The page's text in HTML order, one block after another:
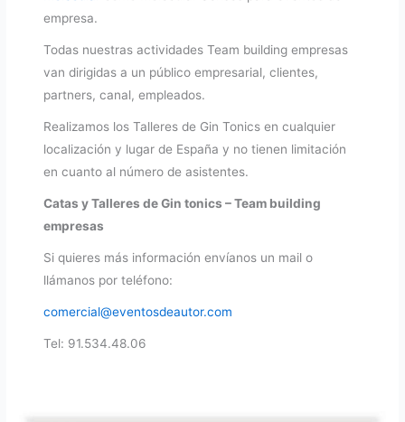
empresa.
Todas nuestras actividades Team building empresas
van dirigidas a un público empresarial, clientes,
partners, canal, empleados.
Realizamos los Talleres de Gin Tonics en cualquier
localización y lugar de España y no tienen limitación
en cuanto al número de asistentes.
Catas y Talleres de Gin tonics – Team building
empresas
Si quieres más información envíanos un mail o
llámanos por teléfono:
comercial@eventosdeautor.com
Tel: 91.534.48.06